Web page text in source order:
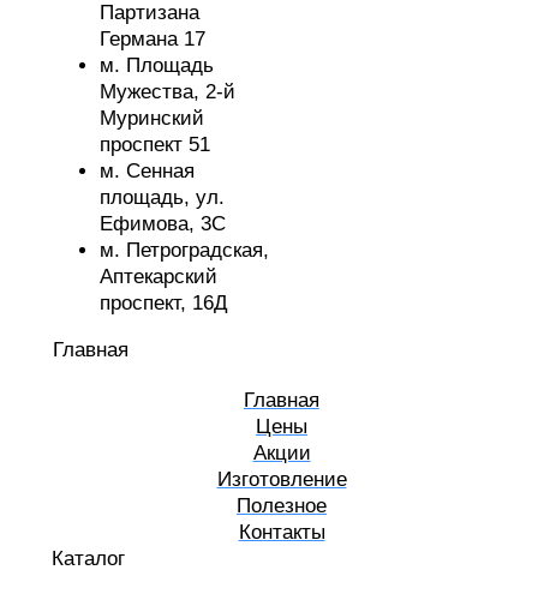
Партизана
Германа 17
м. Площадь
Мужества, 2-й
Муринский
проспект 51
м. Сенная
площадь, ул.
Ефимова, 3С
м. Петроградская,
Аптекарский
проспект, 16Д
Главная
Главная
Цены
Акции
Изготовление
Полезное
Контакты
Каталог